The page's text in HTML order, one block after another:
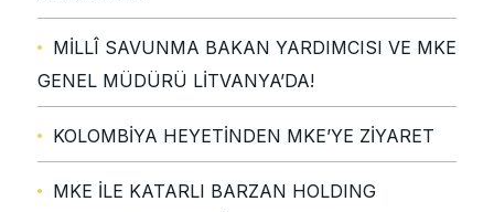
MİLLÎ SAVUNMA BAKAN YARDIMCISI VE MKE
GENEL MÜDÜRÜ LİTVANYA’DA!
KOLOMBİYA HEYETİNDEN MKE’YE ZİYARET
MKE İLE KATARLI BARZAN HOLDING